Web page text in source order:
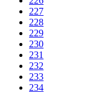
227
228
229
230
231
232
233
234